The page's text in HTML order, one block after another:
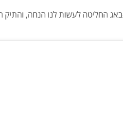
החליטה לעשות לנו הנחה, והתיק